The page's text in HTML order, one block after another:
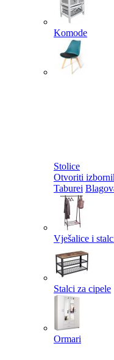
Komode
Stolice
Otvoriti
Taburei
Vješalice i
Stalci za cipele
Ormari